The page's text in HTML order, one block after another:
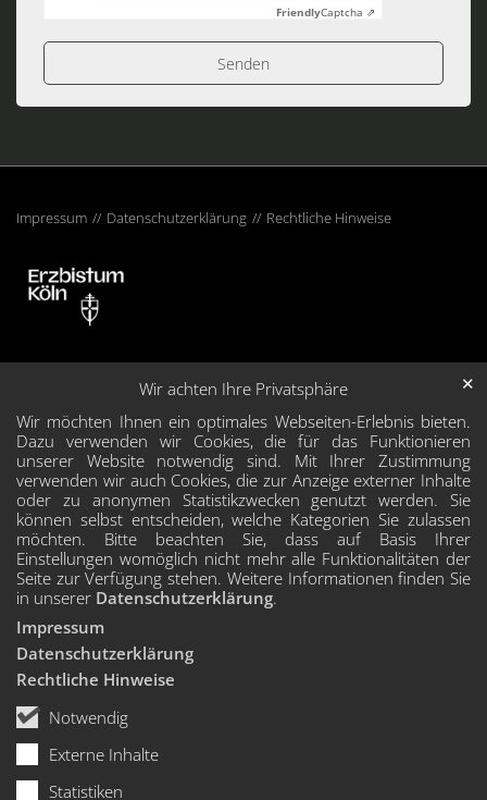
Wir achten Ihre Privatsphäre
Wir möchten Ihnen ein optimales Webseiten-Erlebnis bieten.
Dazu verwenden wir Cookies, die für das Funktionieren
unserer Website notwendig sind. Mit Ihrer Zustimmung
verwenden wir auch Cookies, die zur Anzeige externer Inhalte
oder zu anonymen Statistikzwecken genutzt werden. Sie
können selbst entscheiden, welche Kategorien Sie zulassen
möchten. Bitte beachten Sie, dass auf Basis Ihrer
Einstellungen womöglich nicht mehr alle Funktionalitäten der
Seite zur Verfügung stehen. Weitere Informationen finden Sie
in unserer Datenschutzerklärung.
Notwendig
Externe Inhalte
Statistiken
✕
Impressum
Datenschutzerklärung
Rechtliche Hinweise
FriendlyCaptcha ⇗
Impressum Datenschutzerklärung Rechtliche Hinweise